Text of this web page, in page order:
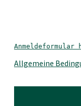
Anmeldeformular
Allgemeine